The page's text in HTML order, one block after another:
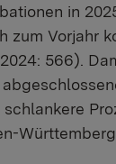
in
Vorjahr
566).